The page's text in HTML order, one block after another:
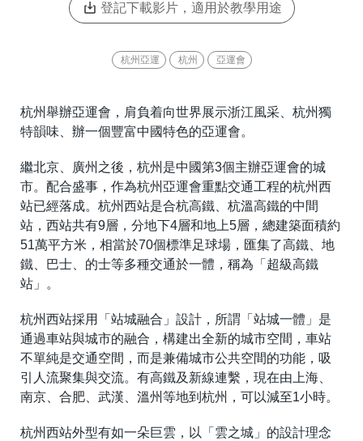
登記下載影片，適用於教學用途
杭州亞運 杭州 亞運會
杭州舉辦亞運會，肩負着向世界展示浙江風采、杭州獨
特韻味、辦一個豐富中國特色的亞運會。
繼北京、廣州之後，杭州是中國第3個主辦亞運會的城
市。配合盛事，作為杭州亞運會重點交通工程的杭州西
站已經落成。杭州西站是合杭高鐵、杭溫高鐵的中間
站，西站共有9層，分地下4層和地上5層，總建築面積約
51萬平方米，相當於70個標準足球場，匯集了高鐵、地
鐵、巴士、的士等多種交通於一體，稱為「超級高鐵
站」。
杭州西站採用「站城融合」設計，所謂「站城一體」是
通過車站與城市的融合，構建出全新的城市空間，車站
不單純是交通空間，而是兼備城市公共空間的功能，吸
引人流聚集與交流。有高鐵及新線連繫，現在由上海、
南京、合肥、武漢、溫州等地到杭州，可以減至1小時。
杭州西站外型有如一朵巨雲，以「雲之城」的設計理念